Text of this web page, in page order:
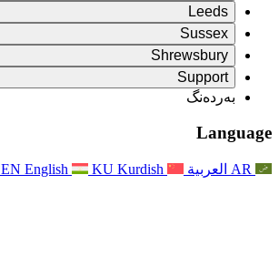
Review
کورسی پێداچوونەوە
تیمی پێداچوونەوەی سەربەخۆ
مەرجەکانی سەرچاوە
Rapora Dawî ya Nirxandina Serbixwe
Pirsên Pir tên Pirsîn
بەردەنگ
For Families
Pêvajoya Nirxandina Malbatê
دوایین نوێکردنەوەکان
Nûçename
Leeds
Review
کورسی پێداچوونەوە
تیمی پێداچوونەوەی سەربەخۆ
Mercên Referansê
بەردەنگ
Piştgiriya Derûnî ji bo Malbatan
ڕووداوەکان
For Staff
Sussex
Review
کورسی پێداچوونەوە
تیمی پێداچوونەوەی سەربەخۆ
مەرجەکانی سەرچاوە
For Families
نوێکردنەوە بۆ خێزانەکان
Shrewsbury
Review
مەرجەکانی پێداچوونەوەی دایکایەتی
ڕاگەیاندن
Reports
Rapora dawî ya Nirxandina Serbixwe
Rapora Yekem a Nirxandina Serbixwe
For Families
Support
Leeds
Nottingham
خزمەتگوزاری پاڵپشتی دەروونی خێزان
Piştgiriya Krîza Tenduristiya Derûnî
Xizmetên Herêmî yên Nottinghamê
بەردەنگ
Language
AR العربية EN English KU Kurdish